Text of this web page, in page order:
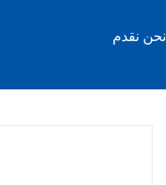
نحن نقدم